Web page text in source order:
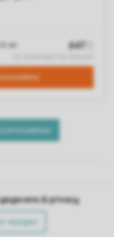
& privacy
wijzigen